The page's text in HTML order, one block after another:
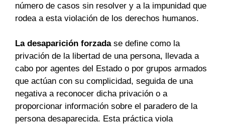
número de casos sin resolver y a la impunidad que
rodea a esta violación de los derechos humanos.
La desaparición forzadase define como la
privación de la libertad de una persona, llevada a
cabo por agentes del Estado o por grupos armados
que actúan con su complicidad, seguida de una
negativa a reconocer dicha privación o a
proporcionar información sobre el paradero de la
persona desaparecida. Esta práctica viola